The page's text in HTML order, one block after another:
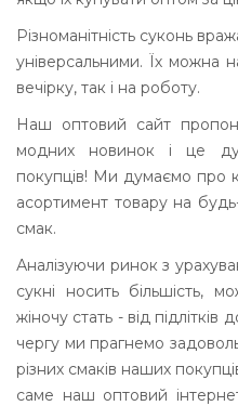
Різноманітність суконь
універсальними. Їх можна
вечірку, так і на роботу.
Наш оптовий сайт
модних новинок і це
покупців! Ми думаємо про
асортимент товару на
смак.
Аналізуючи ринок з
сукні носить більшість,
жіночу стать - від
чергу ми прагнемо
різних смаків наших
саме наш оптовий